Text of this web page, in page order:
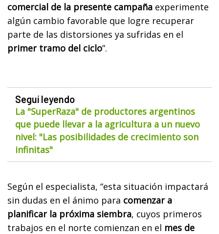
comercial de la presente campaña experimente
algún cambio favorable que logre recuperar
parte de las distorsiones ya sufridas en el
primer tramo del ciclo”.
Seguí leyendo
La "SuperRaza" de productores argentinos
que puede llevar a la agricultura a un nuevo
nivel: "Las posibilidades de crecimiento son
infinitas"
Según el especialista, “esta situación impactará
sin dudas en el ánimo para comenzar a
planificar la próxima siembra, cuyos primeros
trabajos en el norte comienzan en el mes de